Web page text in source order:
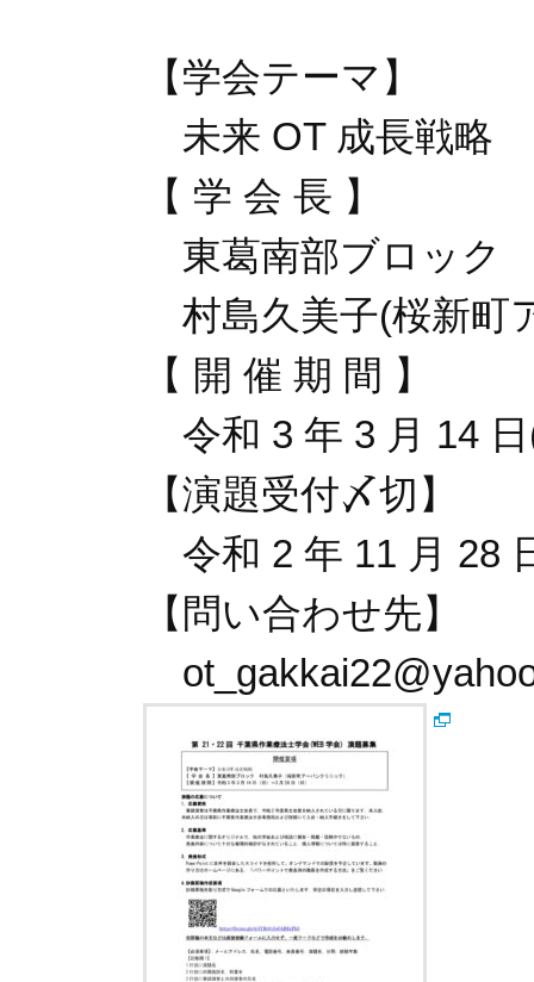
【学会テーマ】
未来 OT 成長戦略
【 学 会 長 】
東葛南部ブロック
村島久美子(桜新町
【 開 催 期 間 】
令和 3 年 3 月 14
【演題受付〆切】
令和 2 年 11 月 28
【問い合わせ先】